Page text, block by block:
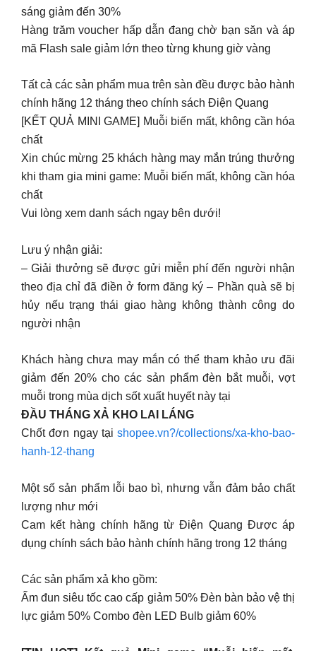
sáng giảm đến 30%
Hàng trăm voucher hấp dẫn đang chờ bạn săn và áp
mã Flash sale giảm lớn theo từng khung giờ vàng
Tất cả các sản phẩm mua trên sàn đều được bảo hành
chính hãng 12 tháng theo chính sách Điện Quang
[KẾT QUẢ MINI GAME] Muỗi biến mất, không cần hóa
chất
Xin chúc mừng 25 khách hàng may mắn trúng thưởng
khi tham gia mini game: Muỗi biến mất, không cần hóa
chất
Vui lòng xem danh sách ngay bên dưới!
Lưu ý nhận giải:
– Giải thưởng sẽ được gửi miễn phí đến người nhận
theo địa chỉ đã điền ở form đăng ký – Phần quà sẽ bị
hủy nếu trạng thái giao hàng không thành công do
người nhận
Khách hàng chưa may mắn có thể tham khảo ưu đãi
giảm đến 20% cho các sản phẩm đèn bắt muỗi, vợt
muỗi trong mùa dịch sốt xuất huyết này tại
ĐẦU THÁNG XẢ KHO LAI LÁNG
Chốt đơn ngay tại shopee.vn?/collections/xa-kho-bao-
hanh-12-thang
Một số sản phẩm lỗi bao bì, nhưng vẫn đảm bảo chất
lượng như mới
Cam kết hàng chính hãng từ Điện Quang Được áp
dụng chính sách bảo hành chính hãng trong 12 tháng
Các sản phẩm xả kho gồm:
Ấm đun siêu tốc cao cấp giảm 50% Đèn bàn bảo vệ thị
lực giảm 50% Combo đèn LED Bulb giảm 60%